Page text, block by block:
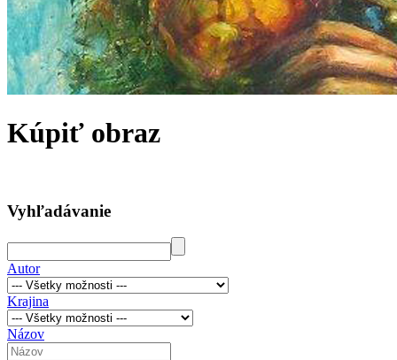
Kúpiť obraz
Vyhľadávanie
Autor
Krajina
Názov